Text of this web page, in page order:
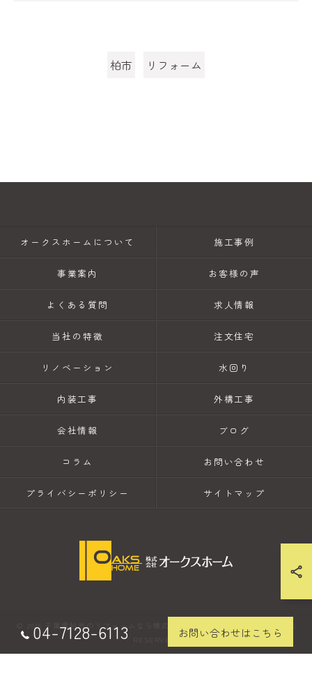
柏市 リフォーム
04-7128-6113 お問い合わせはこちら
オークスホームについて 施工事例
事業案内 お客様の声
よくある質問 求人情報
当社の特徴 注文住宅
リノベーション 水回り
内装工事 外構工事
会社情報 ブログ
コラム お問い合わせ
プライバシーポリシー サイトマップ
© 2026 千葉県柏市のリフォームなら株式会社オークスホーム ALL RIGHTS